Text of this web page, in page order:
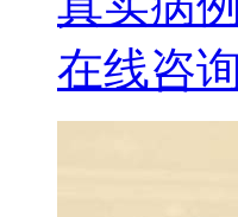
在线咨询